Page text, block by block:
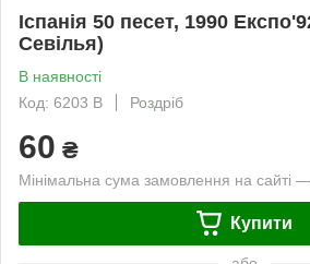
Іспанія 50 песет, 1990
Севілья)
В наявності
Код: 6203 B
Роздріб
60 ₴
Мінімальна сума замовлення на сайті
Купити